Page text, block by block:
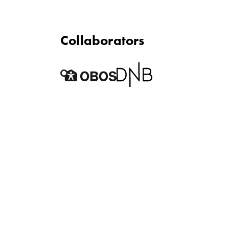
Collaborators